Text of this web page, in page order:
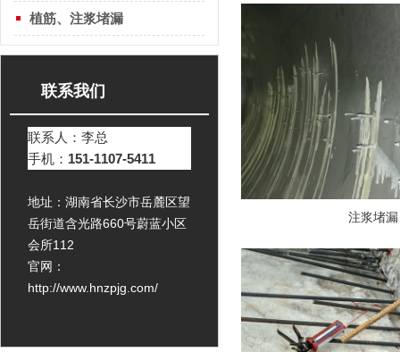
注浆堵漏
植筋、注浆堵漏
联系我们
联系人：李总
手机： 151-1107-5411
地址：湖南省长沙市岳麓区望
岳街道含光路660号蔚蓝小区
会所112
官网：
http://www.hnzpjg.com/